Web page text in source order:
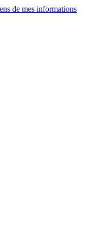
de mes informations